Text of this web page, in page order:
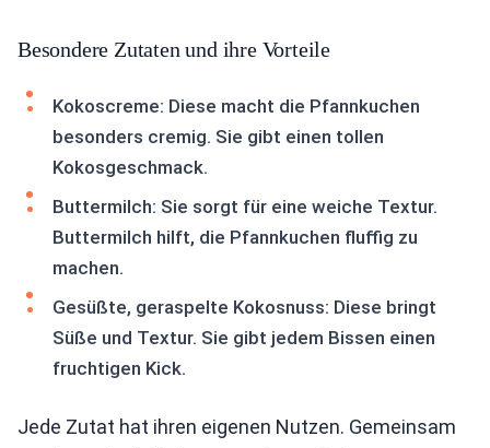
Besondere Zutaten und ihre Vorteile
Kokoscreme: Diese macht die Pfannkuchen
besonders cremig. Sie gibt einen tollen
Kokosgeschmack.
Buttermilch: Sie sorgt für eine weiche Textur.
Buttermilch hilft, die Pfannkuchen fluffig zu
machen.
Gesüßte, geraspelte Kokosnuss: Diese bringt
Süße und Textur. Sie gibt jedem Bissen einen
fruchtigen Kick.
Jede Zutat hat ihren eigenen Nutzen. Gemeinsam